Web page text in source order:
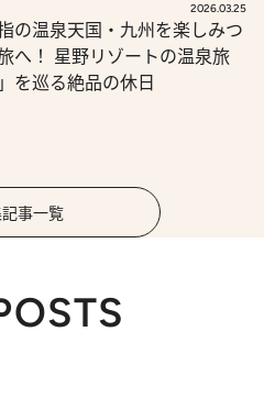
2026.03.25
の温泉天国・九州を楽しみつ
へ！ 星野リゾートの温泉旅
を巡る絶品の休日
事一覧